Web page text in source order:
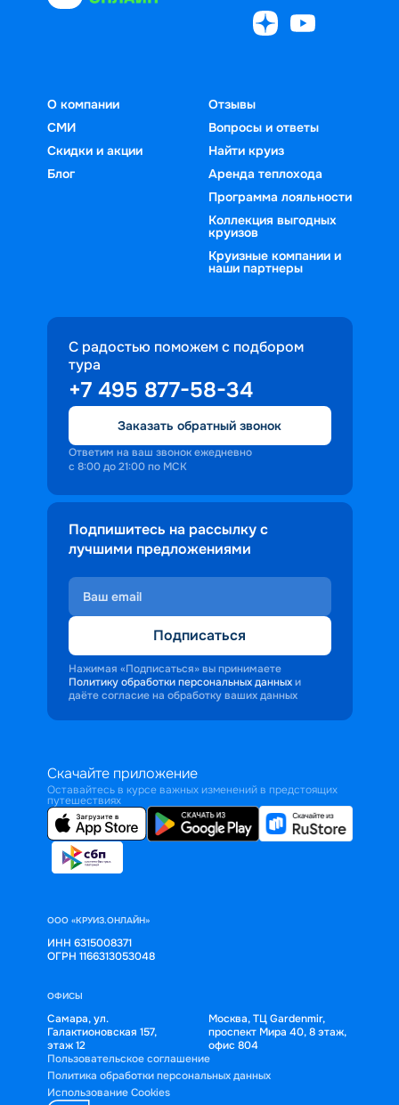
О компании
СМИ
Скидки и акции
Блог
Отзывы
Вопросы и ответы
Найти круиз
Аренда теплохода
Программа лояльности
Коллекция выгодных
круизов
Круизные компании и
наши партнеры
С радостью поможем с подбором
тура
+7 495 877-58-34
Заказать обратный звонок
Ответим на ваш звонок ежедневно
с 8:00 до 21:00 по МСК
Подпишитесь на рассылку с
лучшими предложениями
Подписаться
Нажимая «Подписаться» вы принимаете
Политику обработки персональных данных и
даёте согласие на обработку ваших данных
Скачайте приложение
Оставайтесь в курсе важных изменений в предстоящих
путешествиях
ООО «КРУИЗ.ОНЛАЙН»
ИНН 6315008371
ОГРН 1166313053048
ОФИСЫ
Самара, ул.
Галактионовская 157,
этаж 12
Москва, ТЦ Gardenmir,
проспект Мира 40, 8 этаж,
офис 804
Пользовательское соглашение
Политика обработки персональных данных
Использование Cookies